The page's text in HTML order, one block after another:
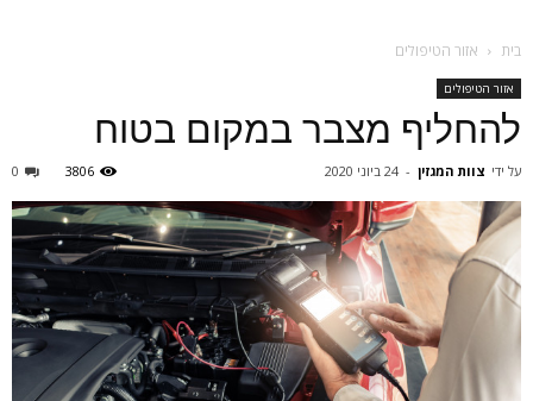
בית אזור הטיפולים
אזור הטיפולים
להחליף מצבר במקום בטוח
על ידי צוות המגזין - 24 ביוני 2020 0 3806